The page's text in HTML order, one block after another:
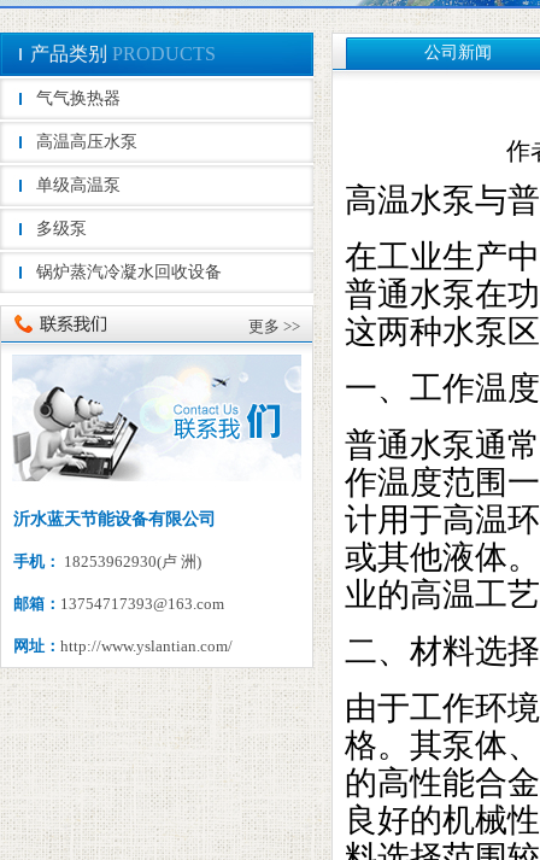
产品类别 PRODUCTS
气气换热器
高温高压水泵
单级高温泵
多级泵
锅炉蒸汽冷凝水回收设备
更多 >>
沂水蓝天节能设备有限公司
手机： 18253962930(卢 洲)
邮箱： 13754717393@163.com
网址： http://www.yslantian.com/
公司新闻
作
高温水泵与
在工业生产
普通水泵在
这两种水泵
一、工作温
普通水泵通
作温度范围
计用于高温
或其他液体
业的高温工
二、材料选择
由于工作环
格。其泵体
的高性能合
良好的机械